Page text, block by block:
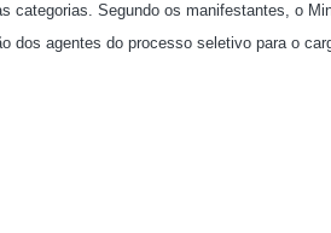
categorias. Segundo os manifestantes, o
dos agentes do processo seletivo para o